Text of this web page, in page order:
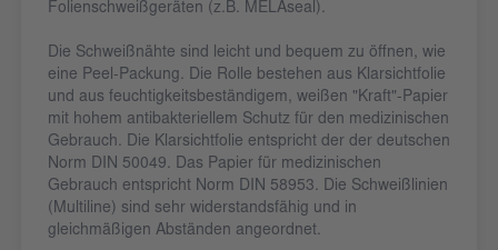
Folienschweißgeräten (z.B. MELAseal).
Die Schweißnähte sind leicht und bequem zu öffnen, wie
eine Peel-Packung. Die Rolle bestehen aus Klarsichtfolie
und aus feuchtigkeitsbeständigem, weißen "Kraft"-Papier
mit hohem antibakteriellem Schutz für den medizinischen
Gebrauch. Die Klarsichtfolie entspricht der der deutschen
Norm DIN 50049. Das Papier für medizinischen
Gebrauch entspricht Norm DIN 58953. Die Schweißlinien
(Multiline) sind sehr widerstandsfähig und in
gleichmäßigen Abständen angeordnet.